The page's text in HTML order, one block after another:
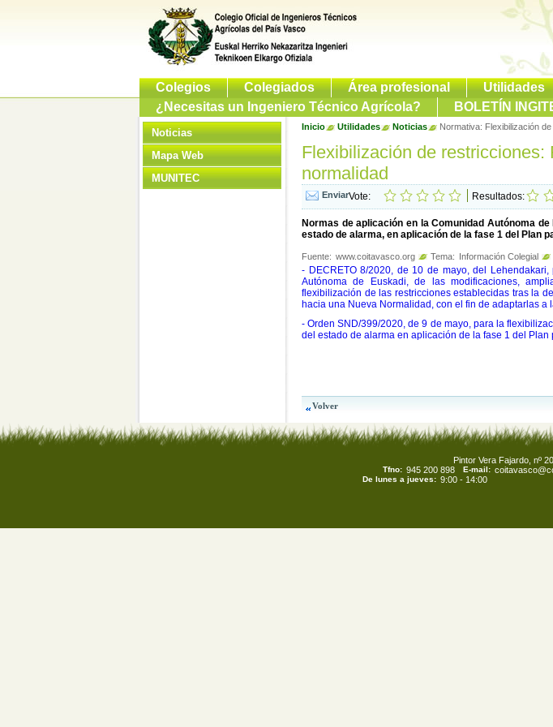
Colegios Colegiados Área profesional Utilidades
¿Necesitas un Ingeniero Técnico Agrícola?
BOLETÍN
Noticias
Mapa Web
MUNITEC
Inicio Utilidades Noticias Normativa: Flexibilización
Flexibilización de
normalidad
Vote: Resultados:
Normas de aplicación en la Comunidad Autónoma
estado de alarma, en aplicación de la fase 1 del Plan
Fuente: www.coitavasco.org Tema: Información Colegial
- DECRETO 8/2020, de 10 de mayo, del
Autónoma de Euskadi, de las modificaciones,
flexibilización de las restricciones establecidas tras la
hacia una Nueva Normalidad, con el fin de adaptarlas
- Orden SND/399/2020, de 9 de mayo, para la
del estado de alarma en aplicación de la fase 1 del
Pintor Vera Fajardo, nº
Tfno: 945 200 898 E-mail:
De lunes a jueves: 9:00 - 14:00